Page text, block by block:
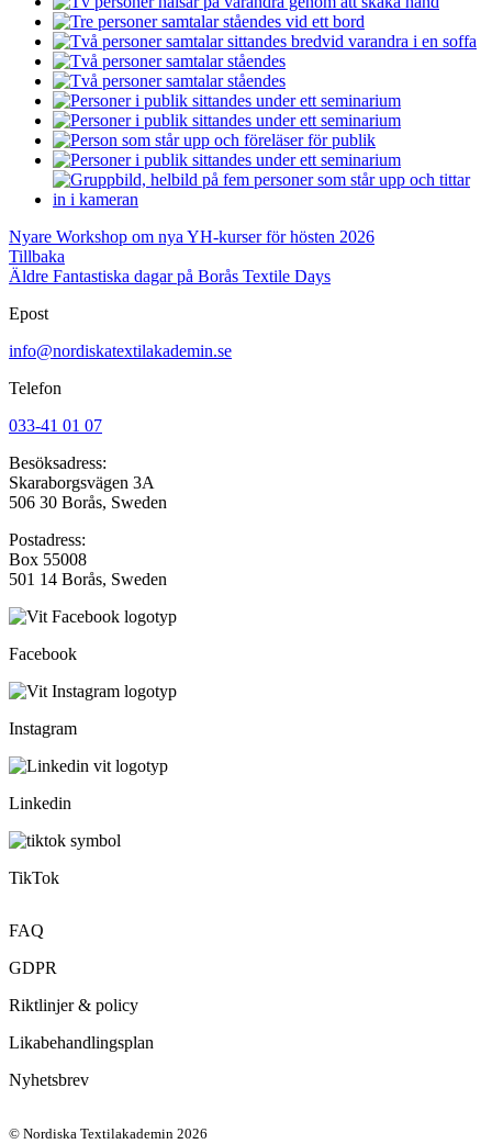
Nyare Workshop om nya YH-kurser för hösten 2026
Tillbaka
Äldre Fantastiska dagar på Borås Textile Days
Epost
info@nordiskatextilakademin.se
Telefon
033-41 01 07
Besöksadress:
Skaraborgsvägen 3A
506 30 Borås, Sweden
Postadress:
Box 55008
501 14 Borås, Sweden
Facebook
Instagram
Linkedin
TikTok
FAQ
GDPR
Riktlinjer & policy
Likabehandlingsplan
Nyhetsbrev
© Nordiska Textilakademin 2026